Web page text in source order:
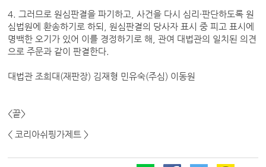
4. 그러므로 원심판결을 파기하고, 사건을 다시 심리·판단하도록 원
심법원에 환송하기로 하되, 원심판결의 당사자 표시 중 피고 표시에
명백한 오기가 있어 이를 경정하기로 해, 관여 대법관의 일치된 의견
으로 주문과 같이 판결한다.
대법관 조희대(재판장) 김재형 민유숙(주심) 이동원
<끝>
< 코리아쉬핑가제트 >